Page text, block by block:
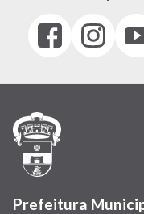
Facebook
(link
em
janela)
Instagram
(link
em
(link
em
Prefeitura